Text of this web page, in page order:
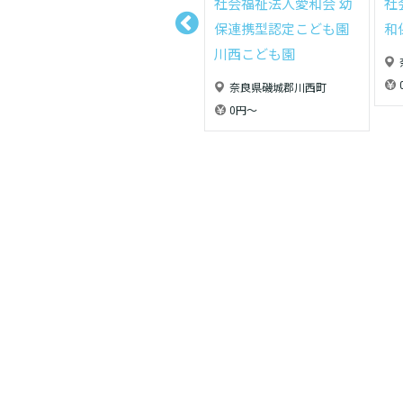
社会福祉法人愛和会 幼
保連携型認定こども園
川西こども園
奈良県磯城郡川西町
0円〜
社
和